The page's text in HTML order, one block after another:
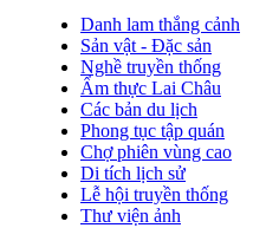
Danh lam thắng cảnh
Sản vật - Đặc sản
Nghề truyền thống
Ẩm thực Lai Châu
Các bản du lịch
Phong tục tập quán
Chợ phiên vùng cao
Di tích lịch sử
Lễ hội truyền thống
Thư viện ảnh